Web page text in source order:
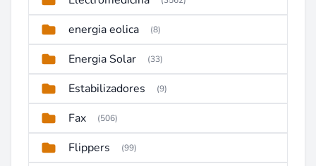
energia eolica (8)
Energia Solar (33)
Estabilizadores (9)
Fax (506)
Flippers (99)